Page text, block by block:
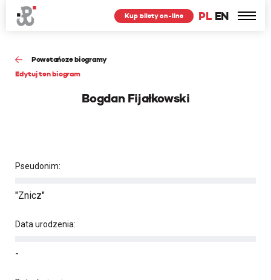
PL EN
Kup bilety on-line
Powstańcze biogramy
Edytuj ten biogram
Bogdan Fijałkowski
Pseudonim:
"Znicz"
Data urodzenia:
-